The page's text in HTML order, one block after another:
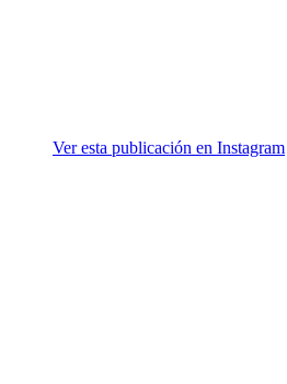
Ver esta publicación en Instagram